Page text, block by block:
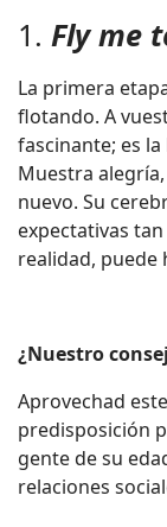
1. Fly me
La primera
flotando. A
fascinante; es
Muestra
nuevo. Su
expectativas
realidad, puede
¿Nuestro
Aprovechad
predisposición
gente de su
relaciones